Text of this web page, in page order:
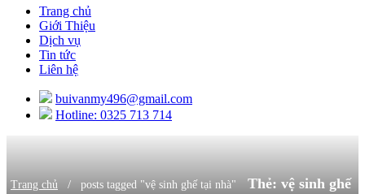
Trang chủ
Giới Thiệu
Dịch vụ
Tin tức
Liên hệ
buivanmy496@gmail.com
Hotline: 0325 713 714
Trang chủ / posts tagged "vệ sinh ghế tại nhà" Thẻ:vệ sinh ghế